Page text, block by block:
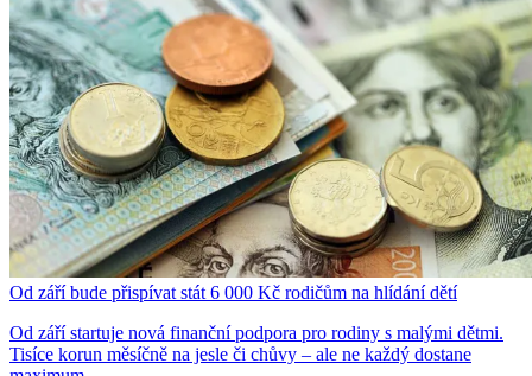
Od září bude přispívat stát 6 000 Kč rodičům na hlídání dětí
Od září startuje nová finanční podpora pro rodiny s malými dětmi.
Tisíce korun měsíčně na jesle či chůvy – ale ne každý dostane